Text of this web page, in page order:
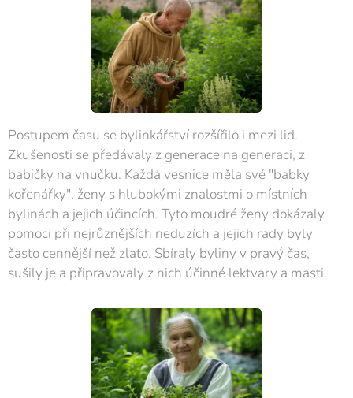
Postupem času se bylinkářství rozšířilo i mezi lid.
Zkušenosti se předávaly z generace na generaci, z
babičky na vnučku. Každá vesnice měla své "babky
kořenářky", ženy s hlubokými znalostmi o místních
bylinách a jejich účincích. Tyto moudré ženy dokázaly
pomoci při nejrůznějších neduzích a jejich rady byly
často cennější než zlato. Sbíraly byliny v pravý čas,
sušily je a připravovaly z nich účinné lektvary a masti.